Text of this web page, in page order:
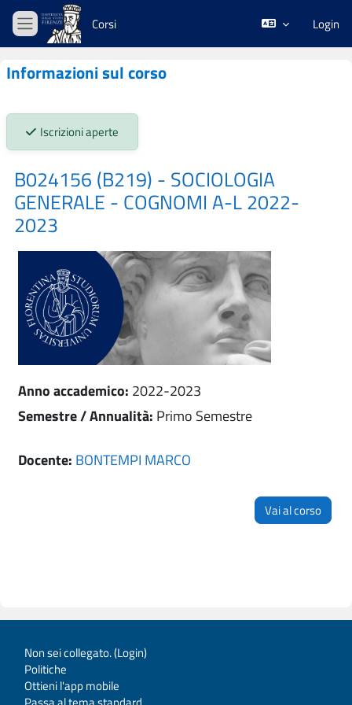
Vai al contenuto principale
Pannello laterale
Corsi Login
Informazioni sul corso
Stato iscrizioni:
Iscrizioni aperte
B024156 (B219) - SOCIOLOGIA
GENERALE - COGNOMI A-L 2022-
2023
Anno accademico: 2022-2023
Semestre / Annualità: Primo Semestre
Docente: BONTEMPI MARCO
Vai al corso
Non sei collegato. (Login)
Politiche
Ottieni l'app mobile